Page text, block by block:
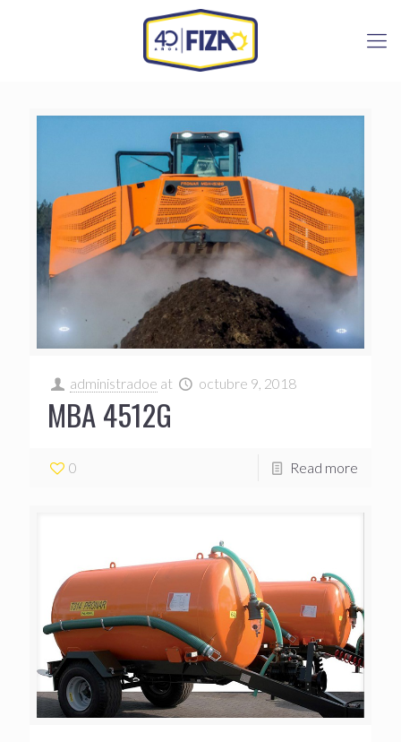
administradoe at octubre 9, 2018
MBA 4512G
0 Read more